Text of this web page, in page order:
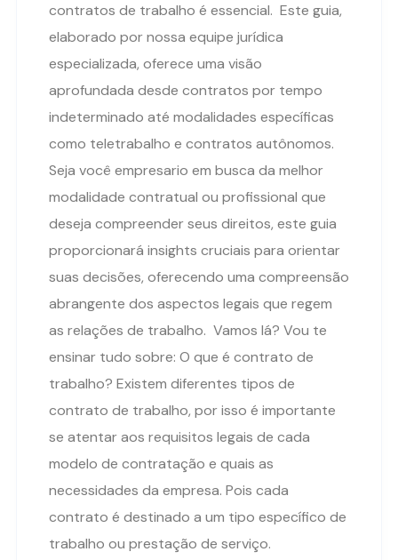
contratos de trabalho é essencial. Este guia,
elaborado por nossa equipe jurídica
especializada, oferece uma visão
aprofundada desde contratos por tempo
indeterminado até modalidades específicas
como teletrabalho e contratos autônomos.
Seja você empresario em busca da melhor
modalidade contratual ou profissional que
deseja compreender seus direitos, este guia
proporcionará insights cruciais para orientar
suas decisões, oferecendo uma compreensão
abrangente dos aspectos legais que regem
as relações de trabalho. Vamos lá? Vou te
ensinar tudo sobre: O que é contrato de
trabalho? Existem diferentes tipos de
contrato de trabalho, por isso é importante
se atentar aos requisitos legais de cada
modelo de contratação e quais as
necessidades da empresa. Pois cada
contrato é destinado a um tipo específico de
trabalho ou prestação de serviço.